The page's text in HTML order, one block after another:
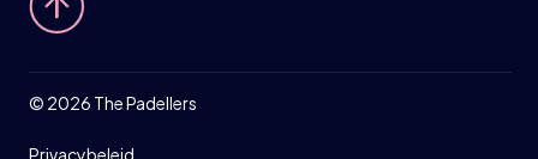
© 2026 The Padellers